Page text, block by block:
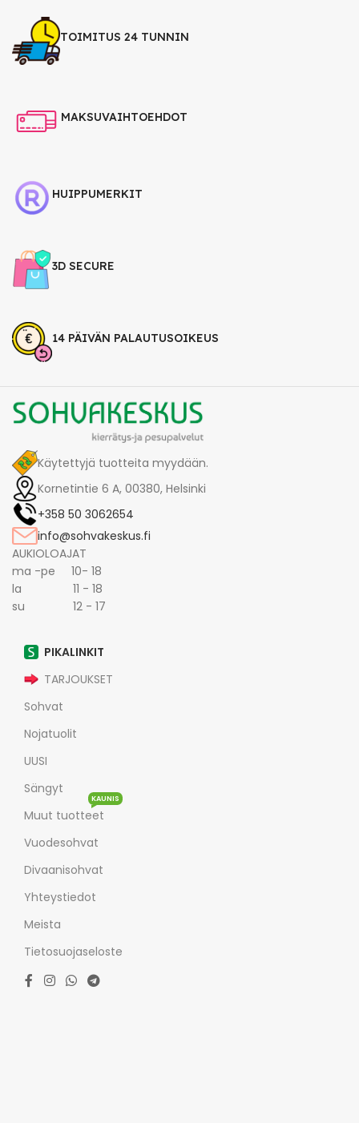
TOIMITUS 24 TUNNIN
MAKSUVAIHTOEHDOT
HUIPPUMERKIT
3D SECURE
14 PÄIVÄN PALAUTUSOIKEUS
Käytettyjä tuotteita myydään.
Kornetintie 6 A, 00380, Helsinki
+358 50 3062654
info@sohvakeskus.fi
AUKIOLOAJAT
ma -pe 10- 18
la 11 - 18
su 12 - 17
PIKALINKIT
TARJOUKSET
Sohvat
Nojatuolit
UUSI
Sängyt
Muut tuotteet
KAUNIS
Vuodesohvat
Divaanisohvat
Yhteystiedot
Meista
Tietosuojaseloste